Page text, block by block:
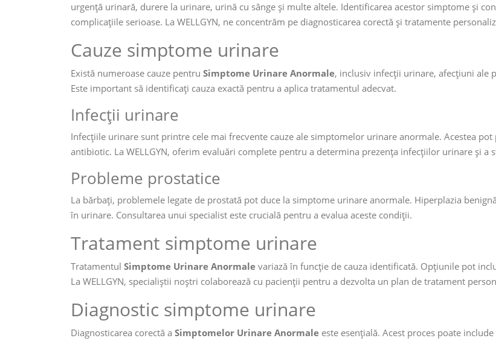
urgență urinară, durere la urinare, urină cu sânge și multe altele. Identificarea acestor simptome și
complicațiile serioase. La WELLGYN, ne concentrăm pe diagnosticarea corectă și tratamente
Cauze simptome urinare
Există numeroase cauze pentru Simptome Urinare Anormale, inclusiv infecții urinare, afecțiuni ale
Este important să identificați cauza exactă pentru a aplica tratamentul adecvat.
Infecții urinare
Infecțiile urinare sunt printre cele mai frecvente cauze ale simptomelor urinare anormale. Acestea
antibiotic. La WELLGYN, oferim evaluări complete pentru a determina prezența infecțiilor urinare și a
Probleme prostatice
La bărbați, problemele legate de prostată pot duce la simptome urinare anormale. Hiperplazia
în urinare. Consultarea unui specialist este crucială pentru a evalua aceste condiții.
Tratament simptome urinare
Tratamentul Simptome Urinare Anormale variază în funcție de cauza identificată. Opțiunile pot
La WELLGYN, specialiștii noștri colaborează cu pacienții pentru a dezvolta un plan de tratament
Diagnostic simptome urinare
Diagnosticarea corectă a Simptomelor Urinare Anormale este esențială. Acest proces poate